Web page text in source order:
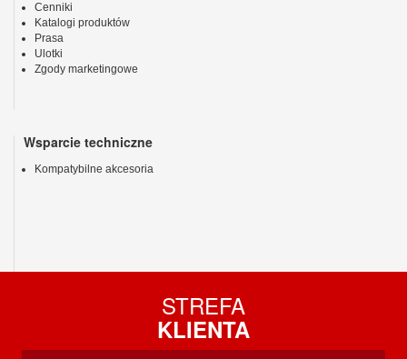
Cenniki
Katalogi produktów
Prasa
Ulotki
Zgody marketingowe
Wsparcie techniczne
Kompatybilne akcesoria
STREFA
KLIENTA